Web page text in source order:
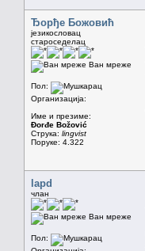
Ђорђе Божовић
језикословац
староседелац
Ван мреже
Пол:
Организација:
Име и презиме:
Đorđe Božović
Струка: lingvist
Поруке: 4.322
lapd
члан
Ван мреже
Пол: